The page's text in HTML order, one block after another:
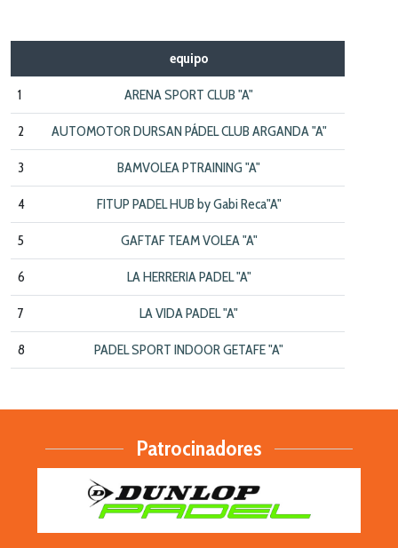
equipo
1 ARENA SPORT CLUB "A"
2 AUTOMOTOR DURSAN PÁDEL CLUB ARGANDA "A"
3 BAMVOLEA PTRAINING "A"
4 FITUP PADEL HUB by Gabi Reca"A"
5 GAFTAF TEAM VOLEA "A"
6 LA HERRERIA PADEL "A"
7 LA VIDA PADEL "A"
8 PADEL SPORT INDOOR GETAFE "A"
Patrocinadores